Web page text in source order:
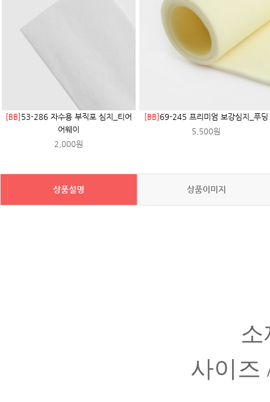
[BB] 53-286 자수용 부직포 심지_티어
어웨이
2,000원
[BB]69-245 프리미엄 보강심지_푸딩
5,500원
상품설명 상품이미지
사이즈